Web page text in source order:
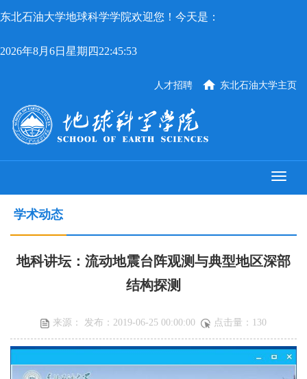
东北石油大学地球科学学院欢迎您！今天是：
2026年8月6日星期四22:45:54
东北石油大学主页
人才招聘
学术动态
地科讲坛：流动地震台阵观测与典型地区深部
结构探测
来源： 发布：2019-06-25 00:00:00 点击量： 130